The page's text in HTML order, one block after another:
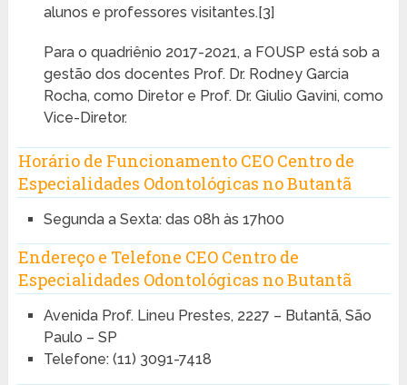
alunos e professores visitantes.[3]
Para o quadriênio 2017-2021, a FOUSP está sob a
gestão dos docentes Prof. Dr. Rodney Garcia
Rocha, como Diretor e Prof. Dr. Giulio Gavini, como
Vice-Diretor.
Horário de Funcionamento CEO Centro de
Especialidades Odontológicas no Butantã
Segunda a Sexta: das 08h às 17h00
Endereço e Telefone CEO Centro de
Especialidades Odontológicas no Butantã
Avenida Prof. Lineu Prestes, 2227 – Butantã, São
Paulo – SP
Telefone: (11) 3091-7418